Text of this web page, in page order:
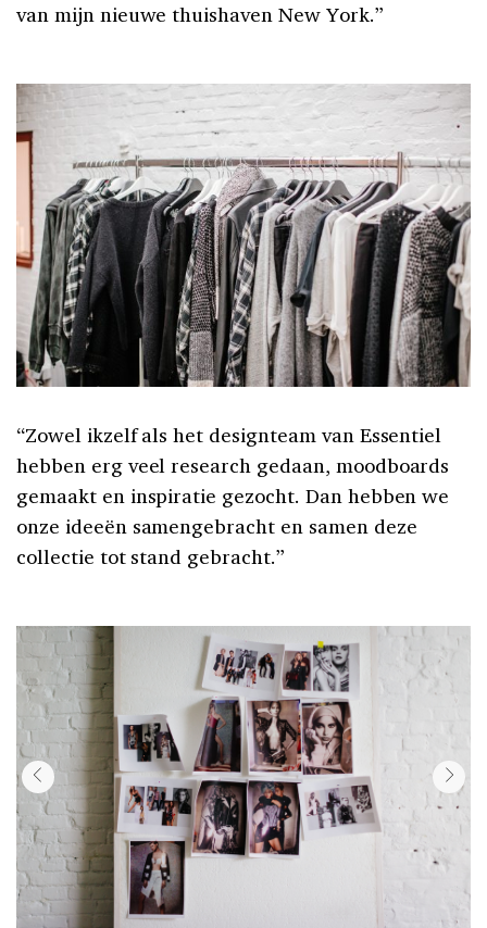
van mijn nieuwe thuishaven New York.”
“Zowel ikzelf als het designteam van Essentiel
hebben erg veel research gedaan, moodboards
gemaakt en inspiratie gezocht. Dan hebben we
onze ideeën samengebracht en samen deze
collectie tot stand gebracht.”